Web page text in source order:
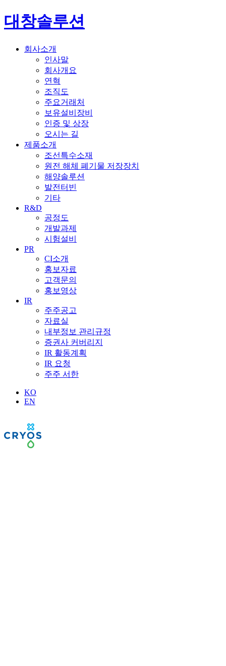
대창솔루션
회사소개
인사말
회사개요
연혁
조직도
주요거래처
보유설비장비
인증 및 상장
오시는 길
제품소개
조선특수소재
원전 해체 폐기물 저장장치
해양솔루션
발전터빈
기타
R&D
공정도
개발과제
시험설비
PR
CI소개
홍보자료
고객문의
홍보영상
IR
주주공고
자료실
내부정보 관리규정
증권사 커버리지
IR 활동계획
IR 요청
주주 서한
KO
EN